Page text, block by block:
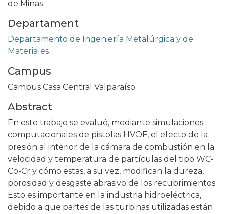
de Minas
Departament
Departamento de Ingeniería Metalúrgica y de
Materiales
Campus
Campus Casa Central Valparaíso
Abstract
En este trabajo se evaluó, mediante simulaciones
computacionales de pistolas HVOF, el efecto de la
presión al interior de la cámara de combustión en la
velocidad y temperatura de partículas del tipo WC-
Co-Cr y cómo estas, a su vez, modifican la dureza,
porosidad y desgaste abrasivo de los recubrimientos.
Esto es importante en la industria hidroeléctrica,
debido a que partes de las turbinas utilizadas están